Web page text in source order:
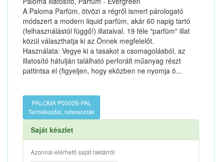
A Paloma Parfüm, ötvözi a régről ismert párologató
módszert a modern liquid parfüm, akár 60 napig tartó
(felhasználástól függő!) illataival. 19 féle "parfüm" illat
közül választhatja ki az Önnek megfelelőt.
Használata: Vegye ki a tasakot a csomagolásból, az
illatosító hátulján található perforált műanyag részt
pattintsa el (figyeljen, hogy eközben ne nyomja ö...
PALOMA P00026-PAL
Termékoldal, referenciák
Saját készlet
Azonnal elérhető saját raktárról